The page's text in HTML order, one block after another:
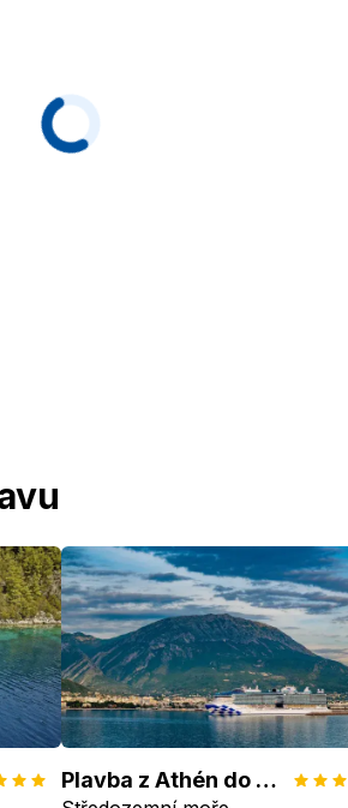
Plavba z Athén do Barcelony